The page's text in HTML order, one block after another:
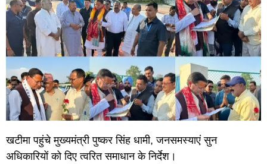
खटीमा पहुंचे मुख्यमंत्री पुष्कर सिंह धामी, जनसमस्याएं सुन
अधिकारियों को दिए त्वरित समाधान के निर्देश।